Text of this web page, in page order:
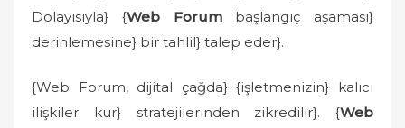
Dolayısıyla} {Web Forumbaşlangıç aşaması}
derinlemesine} bir tahlil} talep eder}.
{Web Forum, dijital çağda} {işletmenizin} kalıcı
ilişkiler kur} stratejilerinden zikredilir}. {Web